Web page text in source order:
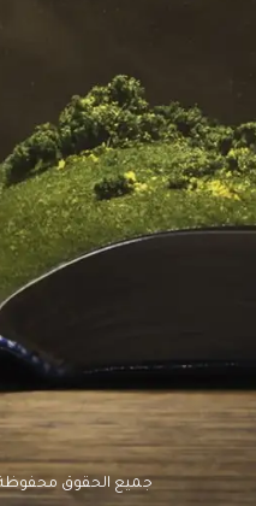
جميع الحقوق محفوظة ©